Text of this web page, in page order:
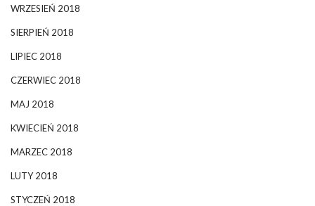
WRZESIEŃ 2018
SIERPIEŃ 2018
LIPIEC 2018
CZERWIEC 2018
MAJ 2018
KWIECIEŃ 2018
MARZEC 2018
LUTY 2018
STYCZEŃ 2018